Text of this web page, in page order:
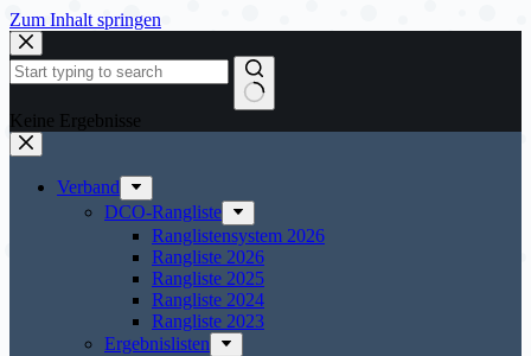
Zum Inhalt springen
Keine Ergebnisse
Verband
DCO-Rangliste
Ranglistensystem 2026
Rangliste 2026
Rangliste 2025
Rangliste 2024
Rangliste 2023
Ergebnislisten